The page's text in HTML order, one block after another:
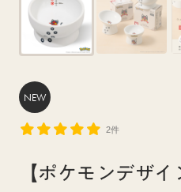
NEW
2件
【ポケモンデザ